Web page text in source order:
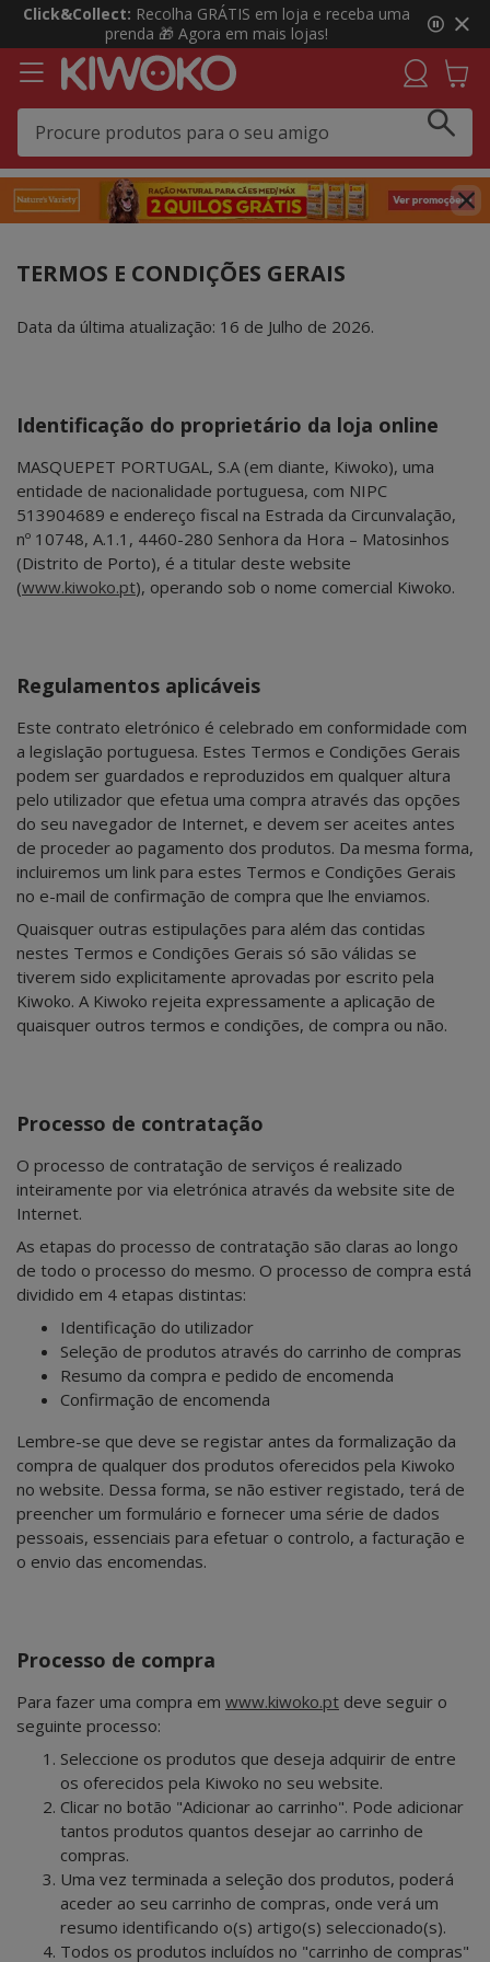
3
3,
mensagem,
Click&Collect: Recolha GRÁTIS em loja e receba uma
prenda 🎁 Agora em mais lojas!
TERMOS E CONDIÇÕES GERAIS
Data da última atualização: 16 de Julho de 2026.
Identificação do proprietário da loja online
MASQUEPET PORTUGAL, S.A (em diante, Kiwoko), uma
entidade de nacionalidade portuguesa, com NIPC
513904689 e endereço fiscal na Estrada da Circunvalação,
nº 10748, A.1.1, 4460-280 Senhora da Hora – Matosinhos
(Distrito de Porto), é a titular deste website
(www.kiwoko.pt), operando sob o nome comercial Kiwoko.
Regulamentos aplicáveis
Este contrato eletrónico é celebrado em conformidade com
a legislação portuguesa. Estes Termos e Condições Gerais
podem ser guardados e reproduzidos em qualquer altura
pelo utilizador que efetua uma compra através das opções
do seu navegador de Internet, e devem ser aceites antes
de proceder ao pagamento dos produtos. Da mesma forma,
incluiremos um link para estes Termos e Condições Gerais
no e-mail de confirmação de compra que lhe enviamos.
Quaisquer outras estipulações para além das contidas
nestes Termos e Condições Gerais só são válidas se
tiverem sido explicitamente aprovadas por escrito pela
Kiwoko. A Kiwoko rejeita expressamente a aplicação de
quaisquer outros termos e condições, de compra ou não.
Processo de contratação
O processo de contratação de serviços é realizado
inteiramente por via eletrónica através da website site de
Internet.
As etapas do processo de contratação são claras ao longo
de todo o processo do mesmo. O processo de compra está
dividido em 4 etapas distintas:
Identificação do utilizador
Seleção de produtos através do carrinho de compras
Resumo da compra e pedido de encomenda
Confirmação de encomenda
Lembre-se que deve se registar antes da formalização da
compra de qualquer dos produtos oferecidos pela Kiwoko
no website. Dessa forma, se não estiver registado, terá de
preencher um formulário e fornecer uma série de dados
pessoais, essenciais para efetuar o controlo, a facturação e
o envio das encomendas.
Processo de compra
Para fazer uma compra em www.kiwoko.pt deve seguir o
seguinte processo:
Seleccione os produtos que deseja adquirir de entre
os oferecidos pela Kiwoko no seu website.
Clicar no botão "Adicionar ao carrinho". Pode adicionar
tantos produtos quantos desejar ao carrinho de
compras.
Uma vez terminada a seleção dos produtos, poderá
aceder ao seu carrinho de compras, onde verá um
resumo identificando o(s) artigo(s) seleccionado(s).
Todos os produtos incluídos no "carrinho de compras"